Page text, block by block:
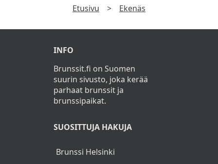
Etusivu > Ekenäs
INFO
Brunssit.fi on Suomen
suurin sivusto, joka kerää
parhaat brunssit ja
brunssipaikat.
SUOSITTUJA HAKUJA
Brunssi Helsinki